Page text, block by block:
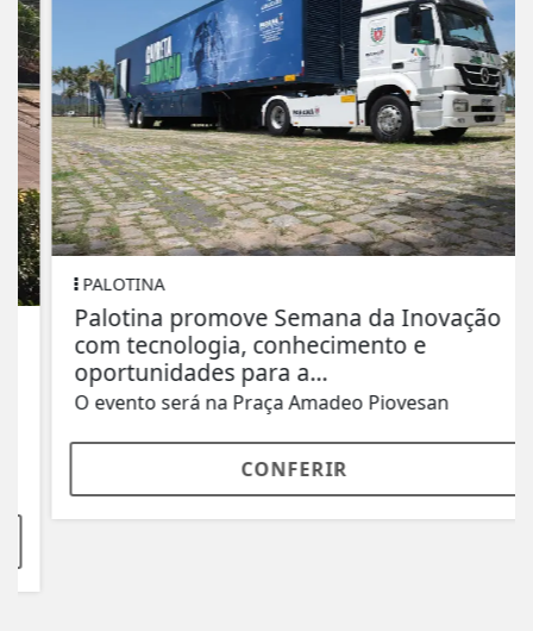
PALOTINA
Palotina promove Semana da Inovação
com tecnologia, conhecimento e
oportunidades para a...
O evento será na Praça Amadeo Piovesan
CONFERIR